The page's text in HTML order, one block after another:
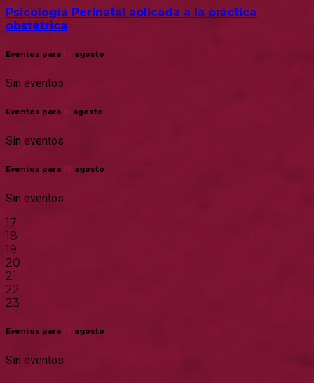
Psicología Perinatal aplicada a la práctica
obstétrica
Eventos para agosto
Sin eventos
Eventos para agosto
Sin eventos
Eventos para agosto
Sin eventos
17
18
19
20
21
22
23
Eventos para agosto
Sin eventos